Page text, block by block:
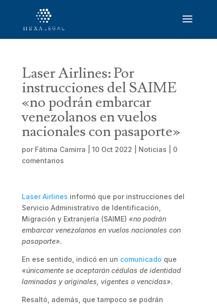
Laser Airlines: Por
instrucciones del SAIME
«no podrán embarcar
venezolanos en vuelos
nacionales con pasaporte»
por Fátima Camirra 10 Oct 2022 Noticias
0
comentarios
Laser Airlines informó que por instrucciones del
Servicio Administrativo de Identificación,
Migración y Extranjería (SAIME) «no podrán
embarcar venezolanos en vuelos nacionales con
pasaporte».
En ese sentido, indicó en un comunicado que
«únicamente se aceptarán cédulas de identidad
laminadas y originales, vigentes o vencidas».
Resaltó, además, que tampoco se podrán